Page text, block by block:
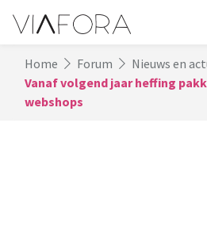
Home Forum
Nieuws en
Vanaf volgend jaar heffing
webshops